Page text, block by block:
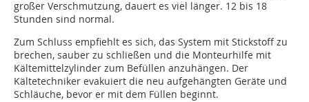
großer Verschmutzung, dauert es viel länger. 12 bis 18
Stunden sind normal.
Zum Schluss empfiehlt es sich, das System mit Stickstoff zu
brechen, sauber zu schließen und die Monteurhilfe mit
Kältemittelzylinder zum Befüllen anzuhängen. Der
Kältetechniker evakuiert die neu aufgehängten Geräte und
Schläuche, bevor er mit dem Füllen beginnt.